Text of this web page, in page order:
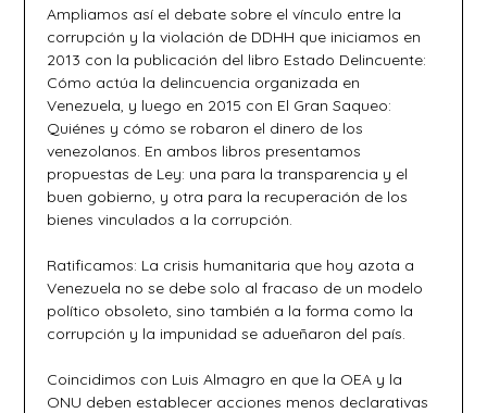
Ampliamos así el debate sobre el vínculo entre la
corrupción y la violación de DDHH que iniciamos en
2013 con la publicación del libro Estado Delincuente:
Cómo actúa la delincuencia organizada en
Venezuela, y luego en 2015 con El Gran Saqueo:
Quiénes y cómo se robaron el dinero de los
venezolanos. En ambos libros presentamos
propuestas de Ley: una para la transparencia y el
buen gobierno, y otra para la recuperación de los
bienes vinculados a la corrupción.
Ratificamos: La crisis humanitaria que hoy azota a
Venezuela no se debe solo al fracaso de un modelo
político obsoleto, sino también a la forma como la
corrupción y la impunidad se adueñaron del país.
Coincidimos con Luis Almagro en que la OEA y la
ONU deben establecer acciones menos declarativas